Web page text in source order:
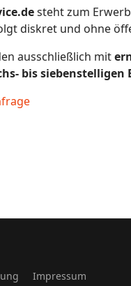
steht zum
diskret und ohne
ausschließlich mit
bis siebenstelligen
Impressum